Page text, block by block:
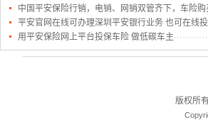
中国平安保险行销，电销、网销双管齐下，车险
平安官网在线可办理深圳平安银行业务 也可在线
用平安保险网上平台投保车险 做低碳车主
版权所